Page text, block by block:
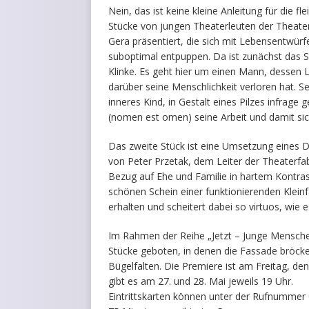
Nein, das ist keine kleine Anleitung für die
Stücke von jungen Theaterleuten der
Gera präsentiert, die sich mit
suboptimal entpuppen. Da ist zunächst das
Klinke. Es geht hier um einen Mann,
darüber seine Menschlichkeit verloren hat.
inneres Kind, in Gestalt eines Pilzes infrage
(nomen est omen) seine Arbeit und damit
Das zweite Stück ist eine Umsetzung eines
von Peter Przetak, dem Leiter der
Bezug auf Ehe und Familie in hartem
schönen Schein einer funktionierenden
erhalten und scheitert dabei so virtuos, wie
Im Rahmen der Reihe „Jetzt – Junge
Stücke geboten, in denen die Fassade
Bügelfalten. Die Premiere ist am Freitag,
gibt es am 27. und 28. Mai jeweils 19 Uhr.
Eintrittskarten können unter der